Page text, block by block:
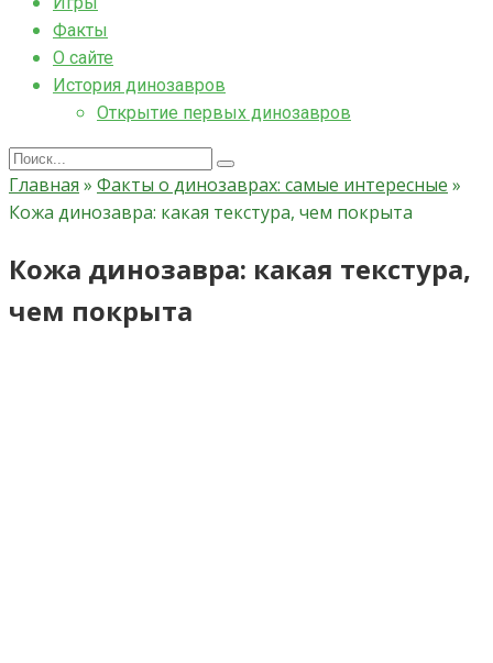
Факты
О сайте
История динозавров
Открытие первых динозавров
Search
for:
Главная » Факты о динозаврах: самые интересные »
Кожа динозавра: какая текстура, чем покрыта
Кожа динозавра: какая текстура,
чем покрыта